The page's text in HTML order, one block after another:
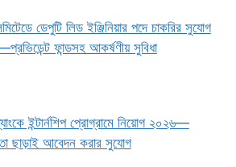
ডেপুটি লিড ইঞ্জিনিয়ার পদে চাকরির সুযোগ
ফান্ডসহ আকর্ষণীয় সুবিধা
ইন্টার্নশিপ প্রোগ্রামে নিয়োগ ২০২৬—
ছাড়াই আবেদন করার সুযোগ